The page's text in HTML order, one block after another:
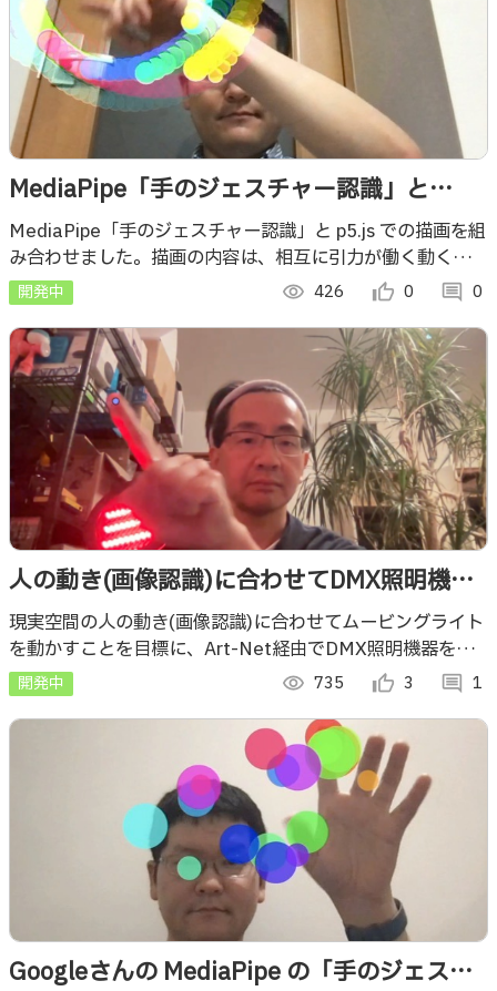
MediaPipe「手のジェスチャー認識」と
p5.js での引力が働くオブジェクトの描画の組
合せ
MediaPipe「手のジェスチャー認識」と p5.js での描画を組
み合わせました。描画の内容は、相互に引力が働く動くオブ
ジェクトの描画（※ Mutual Attraction）です。
開発中 visibility 426 thumb_up_alt 0 comment 0
人の動き(画像認識)に合わせてDMX照明機器
を操作してみた
現実空間の人の動き(画像認識)に合わせてムービングライト
を動かすことを目標に、Art-Net経由でDMX照明機器を制
御してみます。
開発中 visibility 735 thumb_up_alt 3 comment 1
Googleさんの MediaPipe の「手のジェスチ